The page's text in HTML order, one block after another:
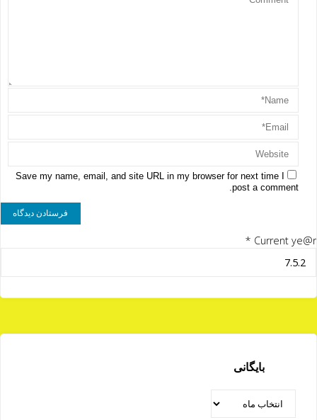
Save my name, email, and site URL in my browser for next time I
post a comment.
Current ye@r
*
بایگانی